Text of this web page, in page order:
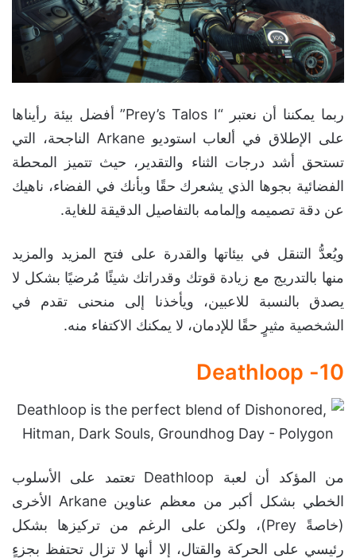
ربما يمكننا أن نعتبر “Prey’s Talos I” أفضل بيئة رأيناها
على الإطلاق في ألعاب استوديو Arkane الناجحة، التي
تستحق أشد درجات الثناء والتقدير، حيث تتميز المحطة
الفضائية بجوها الذي يشعرك حقًا وبأنك في الفضاء، ناهيك
عن دقة تصميمه وإلمامه بالتفاصيل الدقيقة للغاية.
ويُعدُّ التنقل في بيئاتها والقدرة على فتح المزيد والمزيد
منها بالتدريج مع زيادة قوتك وقدراتك شيئًا مُرضيًا بشكل لا
يصدق بالنسبة للاعبين، ويأخذنا إلى منحنى تقدم في
الشخصية مثيرٍ حقًا للإدمان، لا يمكنك الاكتفاء منه.
10- Deathloop
من المؤكد أن لعبة Deathloop تعتمد على الأسلوب
الخطي بشكل أكبر من معظم عناوين Arkane الأخرى
(خاصةً Prey)، ولكن على الرغم من تركيزها بشكل
رئيسي على الحركة والقتال، إلا أنها لا تزال تحتفظ بجزءٍ